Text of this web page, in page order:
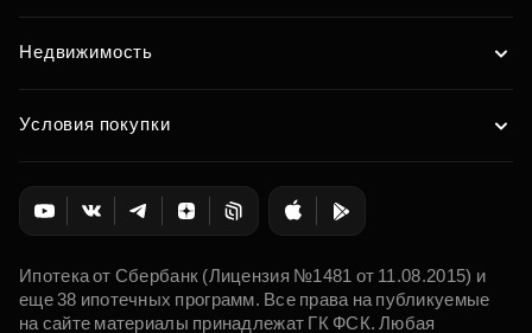
Недвижимость
Условия покупки
Ипотека от Сбербанк (Лицензия №1481 от 11.08.2015) и
еще 38 ипотечных программ. Все права на публикуемые
на сайте материалы принадлежат ГК ФСК. Любая